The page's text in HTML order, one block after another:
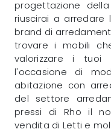
progettazione
riuscirai a
brand di
trovare i mobili
valorizzare i tuoi
l'occasione di
abitazione con
del settore
pressi di Rho il
vendita di Letti e